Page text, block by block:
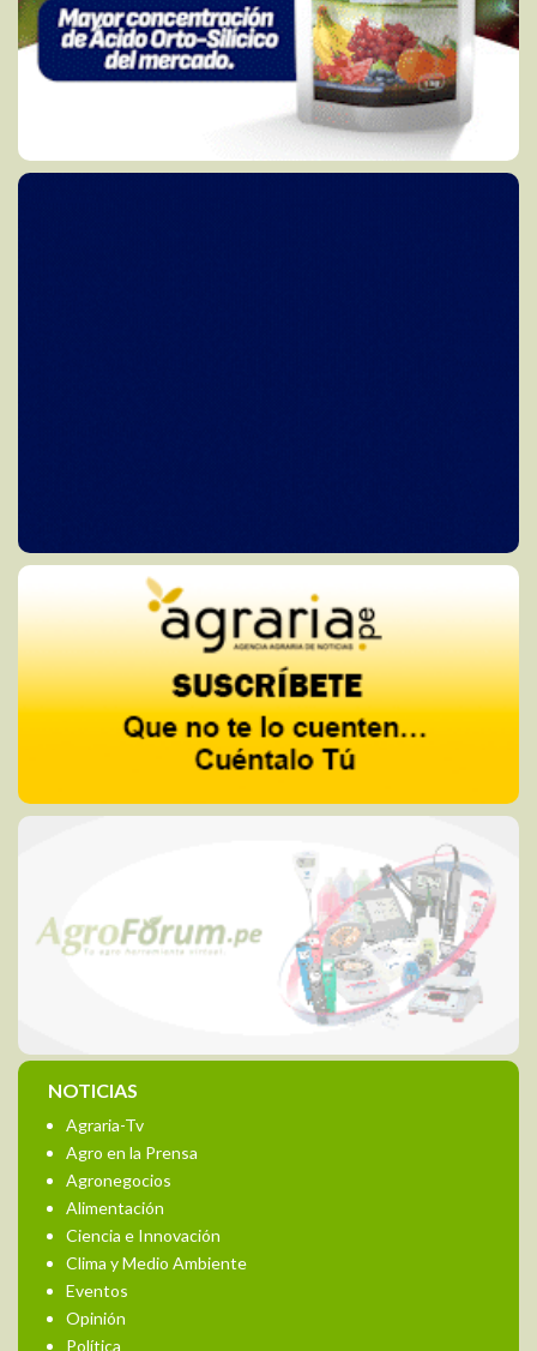
NOTICIAS
Agraria-Tv
Agro en la Prensa
Agronegocios
Alimentación
Ciencia e Innovación
Clima y Medio Ambiente
Eventos
Opinión
Política